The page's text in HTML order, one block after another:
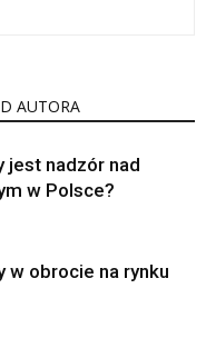
AUTORA
jest nadzór nad
w Polsce?
w obrocie na rynku